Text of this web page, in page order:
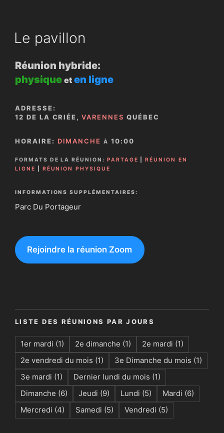
Le pavillon
Réunion hybride:
physique et en ligne
ADRESSE:
12 DE LA CRIÉE,VARENNES QUÉBEC
HORAIRE: DIMANCHE À 10:00
FORMATS DE LA RÉUNION: PARTAGE |RÉUNION EN
LIGNE
RÉUNION PHYSIQUE
INFORMATIONS SUPPLÉMENTAIRES:
Parc Du Portageur
Rejoindre la réunion Zoom
LISTE DES RÉUNIONS PAR JOURS
1er mardi (1) 2e dimanche (1) 2e mardi (1)
2e vendredi du mois (1) 3e Dimanche du mois (1)
3e mardi (1) Dernier lundi du mois (1)
Dimanche (6) Jeudi (9) Lundi (5) Mardi (6)
Mercredi (4) Samedi (5) Vendredi (5)